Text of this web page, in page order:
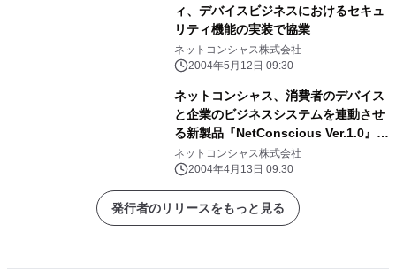
ィ、デバイスビジネスにおけるセキュ
リティ機能の実装で協業
ネットコンシャス株式会社
2004年5月12日 09:30
ネットコンシャス、消費者のデバイス
と企業のビジネスシステムを連動させ
る新製品『NetConscious Ver.1.0』リ
リース
ネットコンシャス株式会社
2004年4月13日 09:30
発行者のリリースをもっと見る